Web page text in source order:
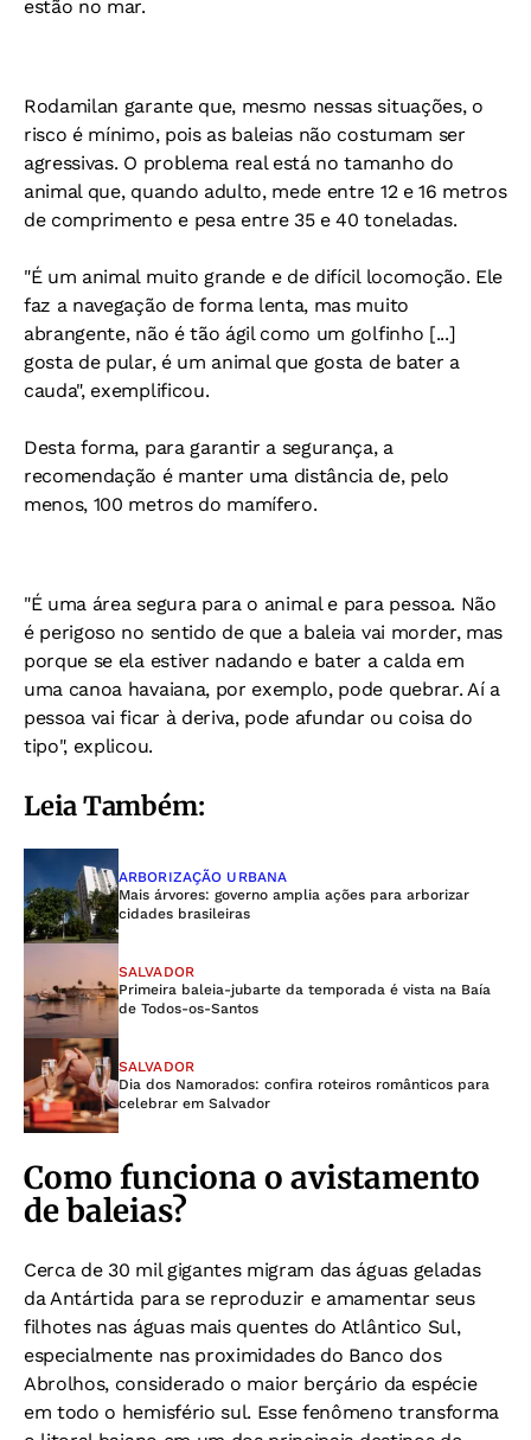
estão no mar.
Rodamilan garante que, mesmo nessas situações, o
risco é mínimo, pois as baleias não costumam ser
agressivas. O problema real está no tamanho do
animal que, quando adulto, mede entre 12 e 16 metros
de comprimento e pesa entre 35 e 40 toneladas.
"É um animal muito grande e de difícil locomoção. Ele
faz a navegação de forma lenta, mas muito
abrangente, não é tão ágil como um golfinho [...]
gosta de pular, é um animal que gosta de bater a
cauda", exemplificou.
Desta forma, para garantir a segurança, a
recomendação é manter uma distância de, pelo
menos, 100 metros do mamífero.
"É uma área segura para o animal e para pessoa. Não
é perigoso no sentido de que a baleia vai morder, mas
porque se ela estiver nadando e bater a calda em
uma canoa havaiana, por exemplo, pode quebrar. Aí a
pessoa vai ficar à deriva, pode afundar ou coisa do
tipo", explicou.
Leia Também:
ARBORIZAÇÃO URBANA
Mais árvores: governo amplia ações para arborizar
cidades brasileiras
SALVADOR
Primeira baleia-jubarte da temporada é vista na Baía
de Todos-os-Santos
SALVADOR
Dia dos Namorados: confira roteiros românticos para
celebrar em Salvador
Como funciona o avistamento
de baleias?
Cerca de 30 mil gigantes migram das águas geladas
da Antártida para se reproduzir e amamentar seus
filhotes nas águas mais quentes do Atlântico Sul,
especialmente nas proximidades do Banco dos
Abrolhos, considerado o maior berçário da espécie
em todo o hemisfério sul. Esse fenômeno transforma